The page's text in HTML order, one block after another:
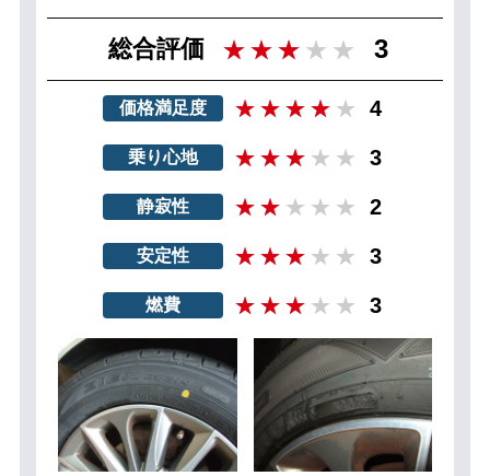
総合評価 3
価格満足度 4
乗り心地 3
静寂性 2
安定性 3
燃費 3